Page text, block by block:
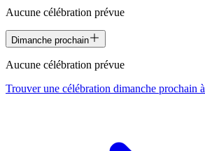
Aucune célébration prévue
Dimanche prochain
Aucune célébration prévue
Trouver une célébration dimanche prochain à